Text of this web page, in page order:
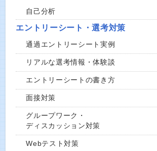
自己分析
エントリーシート・選考対策
通過エントリーシート実例
リアルな選考情報・体験談
エントリーシートの書き方
面接対策
グループワーク・
ディスカッション対策
Webテスト対策